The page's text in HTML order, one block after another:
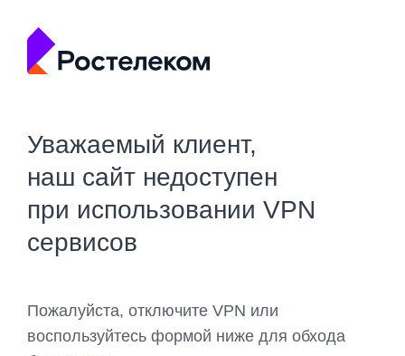
Уважаемый клиент,
наш сайт недоступен
при использовании VPN
сервисов
Пожалуйста, отключите VPN или
воспользуйтесь формой ниже для обхода